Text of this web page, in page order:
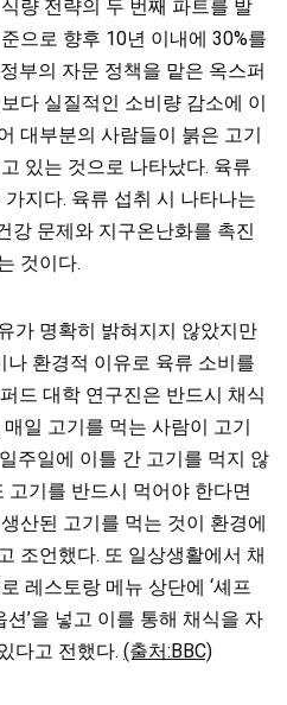
량 전략의 두 번째 파트를 발
으로 향후 10년 이내에 30%를
부의 자문 정책을 맡은 옥스퍼
다 실질적인 소비량 감소에 이
대부분의 사람들이 붉은 고기
있는 것으로 나타났다. 육류
지다. 육류 섭취 시 나타나는
강 문제와 지구온난화를 촉진
것이다.
가 명확히 밝혀지지 않았지만
환경적 이유로 육류 소비를
드 대학 연구진은 반드시 채식
일 고기를 먹는 사람이 고기
주일에 이틀 간 고기를 먹지 않
고기를 반드시 먹어야 한다면
산된 고기를 먹는 것이 환경에
조언했다. 또 일상생활에서 채
레스토랑 메뉴 상단에 ‘셰프
션’을 넣고 이를 통해 채식을 자
다고 전했다. (출처:BBC)